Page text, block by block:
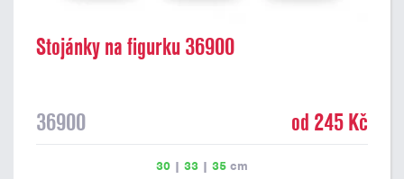
Stojánky na figurku 36900
36900 od 245 Kč
30 | 33 | 35 cm